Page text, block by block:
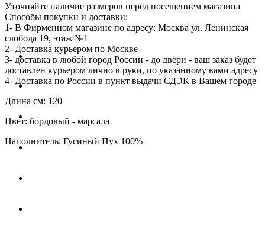
Уточняйте наличие размеров перед посещением магазина
Способы покупки и доставки:
1- В Фирменном магазине по адресу: Москва ул. Ленинская
слобода 19, этаж №1
2- Доставка курьером по Москве
3- доставка в любой город России - до двери - ваш заказ будет
доставлен курьером лично в руки, по указанному вами адресу
4- Доставка по России в пункт выдачи СДЭК в Вашем городе
Длина см: 120
Цвет: бордовый - марсала
Наполнитель: Гусиный Пух 100%